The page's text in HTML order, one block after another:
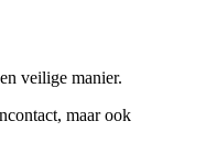
veilige manier.
maar ook